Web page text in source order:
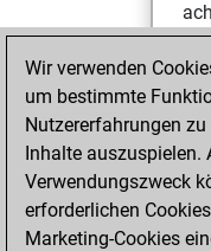
of
=0
Wir verwenden
um bestimmte
Nutzererfahrungen
Inhalte auszuspielen.
Verwendungszweck
erforderlichen
Marketing-Cookies